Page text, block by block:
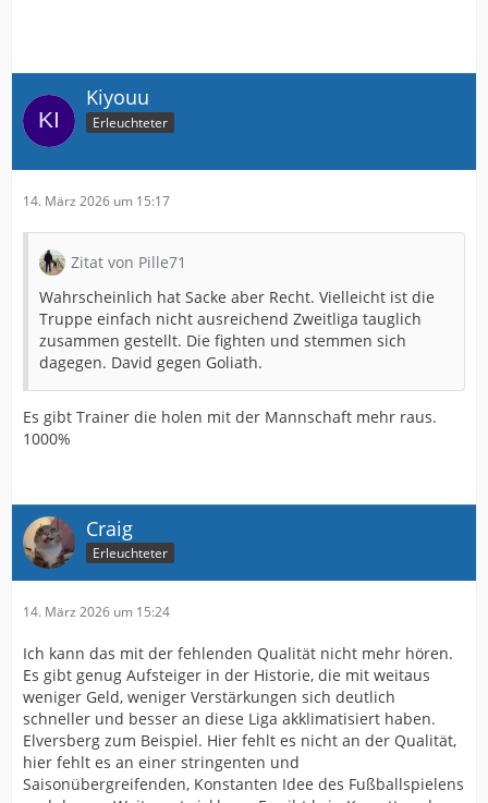
Kiyouu
Erleuchteter
14. März 2026 um 15:17
Zitat von Pille71
Wahrscheinlich hat Sacke aber Recht. Vielleicht ist die
Truppe einfach nicht ausreichend Zweitliga tauglich
zusammen gestellt. Die fighten und stemmen sich
dagegen. David gegen Goliath.
Es gibt Trainer die holen mit der Mannschaft mehr raus.
1000%
Craig
Erleuchteter
14. März 2026 um 15:24
Ich kann das mit der fehlenden Qualität nicht mehr hören.
Es gibt genug Aufsteiger in der Historie, die mit weitaus
weniger Geld, weniger Verstärkungen sich deutlich
schneller und besser an diese Liga akklimatisiert haben.
Elversberg zum Beispiel. Hier fehlt es nicht an der Qualität,
hier fehlt es an einer stringenten und
Saisonübergreifenden, Konstanten Idee des Fußballspielens